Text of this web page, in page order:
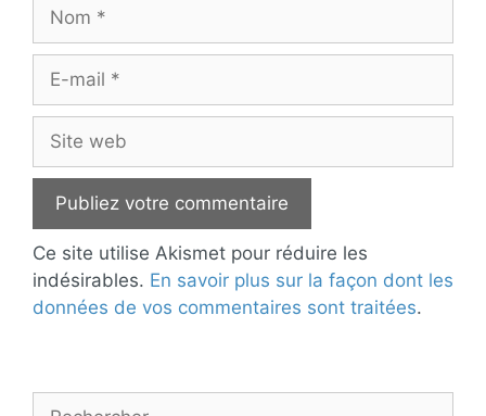
mail
web
Ce site utilise Akismet pour réduire les
indésirables. En savoir plus sur la façon dont les
données de vos commentaires sont traitées.
Rechercher :